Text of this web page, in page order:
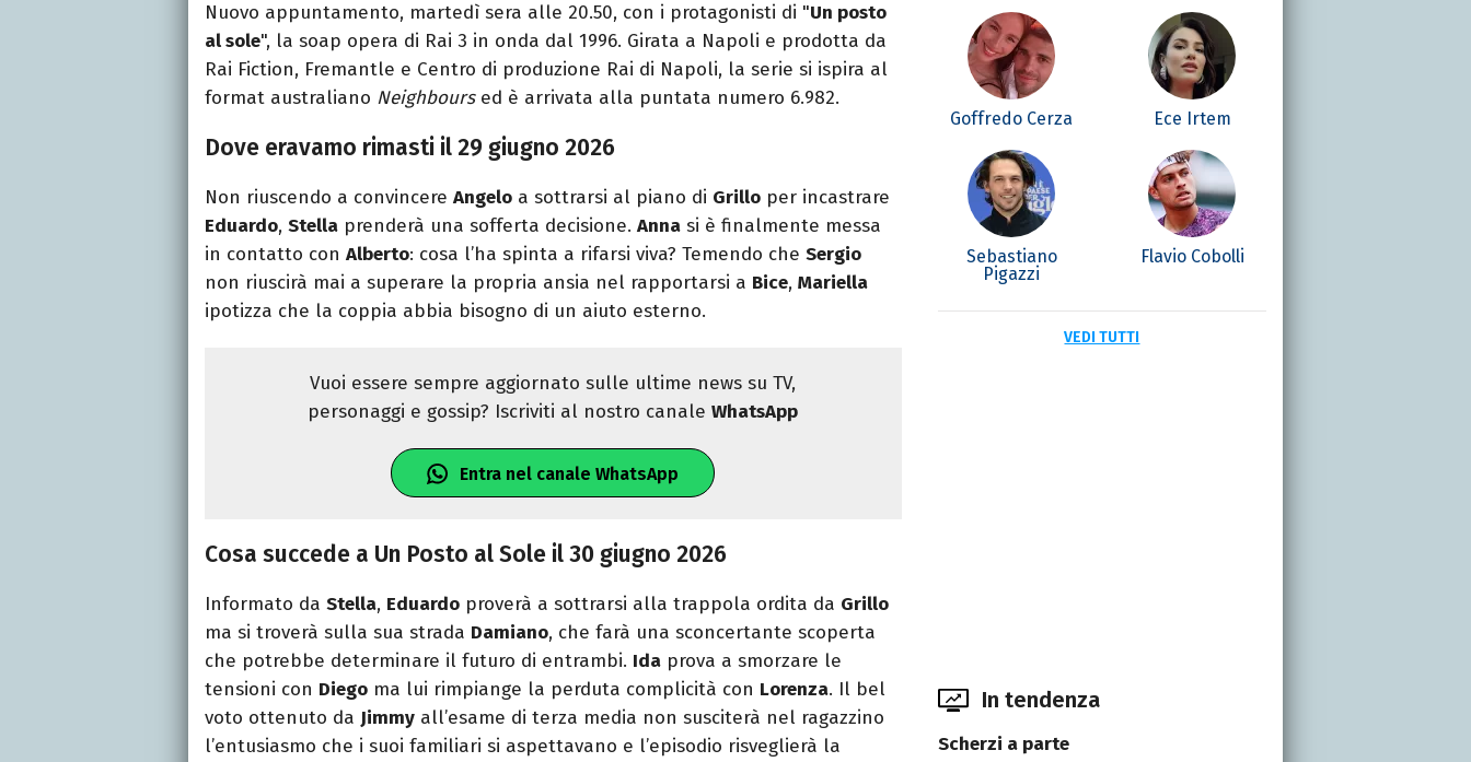
Nuovo appuntamento, martedì sera alle 20.50, con i protagonisti di "Un posto
al sole", la soap opera di Rai 3 in onda dal 1996. Girata a Napoli e prodotta da
Rai Fiction, Fremantle e Centro di produzione Rai di Napoli, la serie si ispira al
format australiano Neighboursed è arrivata alla puntata numero 6.982.
Dove eravamo rimasti il 29 giugno 2026
Non riuscendo a convincere Angelo a sottrarsi al piano di Grillo per incastrare
Eduardo, Stella prenderà una sofferta decisione. Anna si è finalmente messa
in contatto con Alberto: cosa l’ha spinta a rifarsi viva? Temendo che Sergio
non riuscirà mai a superare la propria ansia nel rapportarsi a Bice, Mariella
ipotizza che la coppia abbia bisogno di un aiuto esterno.
Vuoi essere sempre aggiornato sulle ultime news su TV,
personaggi e gossip? Iscriviti al nostro canaleWhatsApp
Entra nel canale WhatsApp
Cosa succede a Un Posto al Sole il 30 giugno 2026
Informato da Stella, Eduardo proverà a sottrarsi alla trappola ordita da Grillo
ma si troverà sulla sua strada Damiano, che farà una sconcertante scoperta
che potrebbe determinare il futuro di entrambi. Ida prova a smorzare le
tensioni con Diego ma lui rimpiange la perduta complicità con Lorenza. Il bel
voto ottenuto da Jimmy all’esame di terza media non susciterà nel ragazzino
l’entusiasmo che i suoi familiari si aspettavano e l’episodio risveglierà la
Goffredo Cerza Ece Irtem
Sebastiano
Pigazzi
Flavio Cobolli
VEDI TUTTI
In tendenza
Scherzi a parte